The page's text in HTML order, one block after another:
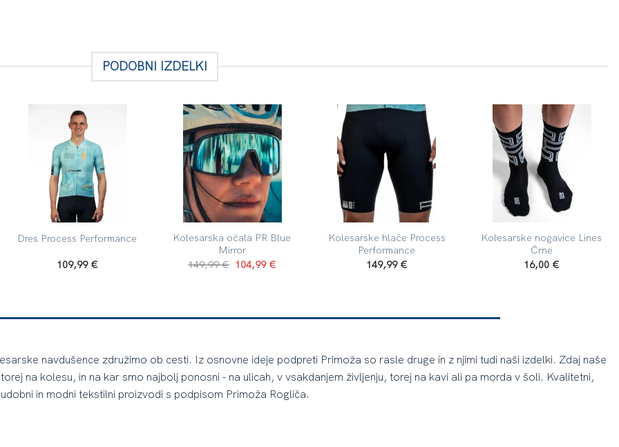
PODOBNI IZDELKI
Dres Process Performance
109,99 €
Kolesarska očala PR Blue
Mirror
149,99€ 104,99 €
Kolesarske hlače Process
Performance
149,99 €
Kolesarske nogavice Lines
Črne
16,00 €
navdušence združimo ob cesti. Iz osnovne ideje podpreti Primoža so rasle druge in z njimi tudi naši izdelki. Zdaj naše
na kolesu, in na kar smo najbolj ponosni - na ulicah, v vsakdanjem življenju, torej na kavi ali pa morda v šoli. Kvalitetni,
udobni in modni tekstilni proizvodi s podpisom Primoža Rogliča.